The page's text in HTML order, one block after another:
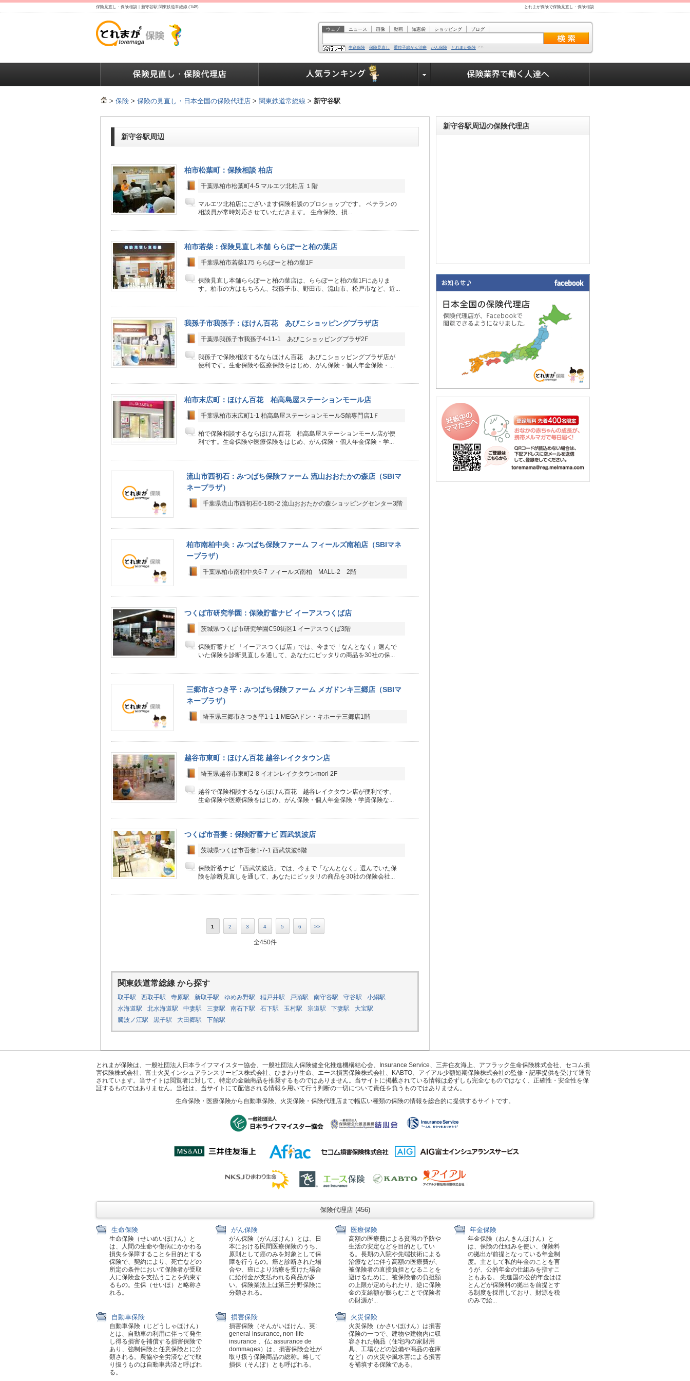
保険見直し・保険相談｜新守谷駅 関東鉄道常総線 (1/45) とれまが保険で保険見直し・保険相談
ウェブ ニュース 画像 動画 知恵袋 ショッピング ブログ
生命保険 保険見直し 重粒子線がん治療 がん保険 とれまが保険
> 保険 > 保険の見直し・日本全国の保険代理店 > 関東鉄道常総線 > 新守谷駅
新守谷駅周辺
柏市松葉町：保険相談 柏店
千葉県柏市松葉町4-5 マルエツ北柏店 １階
マルエツ北柏店にございます保険相談のプロショップです。 ベテランの
相談員が常時対応させていただきます。 生命保険、損...
柏市若柴：保険見直し本舗 ららぽーと柏の葉店
千葉県柏市若柴175 ららぽーと柏の葉1F
保険見直し本舗ららぽーと柏の葉店は、ららぽーと柏の葉1Fにありま
す。柏市の方はもちろん、我孫子市、野田市、流山市、松戸市など、近...
我孫子市我孫子：ほけん百花 あびこショッピングプラザ店
千葉県我孫子市我孫子4-11-1 あびこショッピングプラザ2F
我孫子で保険相談するならほけん百花 あびこショッピングプラザ店が
便利です。生命保険や医療保険をはじめ、がん保険・個人年金保険・...
柏市末広町：ほけん百花 柏高島屋ステーションモール店
千葉県柏市末広町1-1 柏高島屋ステーションモールS館専門店1Ｆ
柏で保険相談するならほけん百花 柏高島屋ステーションモール店が便
利です。生命保険や医療保険をはじめ、がん保険・個人年金保険・学...
流山市西初石：みつばち保険ファーム 流山おおたかの森店（SBIマ
ネープラザ）
千葉県流山市西初石6-185-2 流山おおたかの森ショッピングセンター3階
柏市南柏中央：みつばち保険ファーム フィールズ南柏店（SBIマネ
ープラザ）
千葉県柏市南柏中央6-7 フィールズ南柏 MALL-2 2階
つくば市研究学園：保険貯蓄ナビ イーアスつくば店
茨城県つくば市研究学園C50街区1 イーアスつくば3階
保険貯蓄ナビ 「イーアスつくば店」では、今まで「なんとなく」選んで
いた保険を診断見直しを通して、あなたにピッタリの商品を30社の保...
三郷市さつき平：みつばち保険ファーム メガドンキ三郷店（SBIマ
ネープラザ）
埼玉県三郷市さつき平1-1-1 MEGAドン・キホーテ三郷店1階
越谷市東町：ほけん百花 越谷レイクタウン店
埼玉県越谷市東町2-8 イオンレイクタウンmori 2F
越谷で保険相談するならほけん百花 越谷レイクタウン店が便利です。
生命保険や医療保険をはじめ、がん保険・個人年金保険・学資保険な...
つくば市吾妻：保険貯蓄ナビ 西武筑波店
茨城県つくば市吾妻1-7-1 西武筑波6階
保険貯蓄ナビ 「西武筑波店」では、今まで「なんとなく」選んでいた保
険を診断見直しを通して、あなたにピッタリの商品を30社の保険会社...
1 2 3 4 5 6 >>
全450件
関東鉄道常総線 から探す
取手駅 西取手駅 寺原駅 新取手駅 ゆめみ野駅 稲戸井駅 戸頭駅 南守谷駅 守谷駅
小絹駅
水海道駅
北水海道駅 中妻駅 三妻駅 南石下駅 石下駅 玉村駅 宗道駅 下妻駅
大宝駅
騰波ノ江駅
黒子駅 大田郷駅 下館駅
新守谷駅周辺の保険代理店
とれまが保険は、一般社団法人日本ライフマイスター協会、一般社団法人保険健全化推進機構結心会、Insurance Service、三井住友海上、アフラック生命保険株式会社、セコム損
害保険株式会社、富士火災インシュアランスサービス株式会社、ひまわり生命、エース損害保険株式会社、KABTO、アイアル少額短期保険株式会社の監修・記事提供を受けて運営
されています。当サイトは閲覧者に対して、特定の金融商品を推奨するものではありません。当サイトに掲載されている情報は必ずしも完全なものではなく、正確性・安全性を保
証するものではありません。当社は、当サイトにて配信される情報を用いて行う判断の一切について責任を負うものではありません。
生命保険・医療保険から自動車保険、火災保険・保険代理店まで幅広い種類の保険の情報を総合的に提供するサイトです。
保険代理店 (456)
生命保険
生命保険（せいめいほけん）と
は、人間の生命や傷病にかかわる
損失を保障することを目的とする
保険で、契約により、死亡などの
所定の条件において保険者が受取
人に保険金を支払うことを約束す
るもの。生保（せいほ）と略称さ
れる。
がん保険
がん保険（がんほけん）とは、日
本における民間医療保険のうち、
原則として癌のみを対象として保
障を行うもの。癌と診断された場
合や、癌により治療を受けた場合
に給付金が支払われる商品が多
い。保険業法上は第三分野保険に
分類される。
医療保険
高額の医療費による貧困の予防や
生活の安定などを目的としてい
る。長期の入院や先端技術による
治療などに伴う高額の医療費が、
被保険者の直接負担となることを
避けるために、被保険者の負担額
の上限が定められたり、逆に保険
金の支給額が膨らむことで保険者
の財源が...
年金保険
年金保険（ねんきんほけん）と
は、保険の仕組みを使い、保険料
の拠出が前提となっている年金制
度。主として私的年金のことを言
うが、公的年金の仕組みを指すこ
ともある。 先進国の公的年金はほ
とんどが保険料の拠出を前提とす
る制度を採用しており、財源を税
のみで給...
自動車保険
自動車保険（じどうしゃほけん）
とは、自動車の利用に伴って発生
し得る損害を補償する損害保険で
あり、強制保険と任意保険とに分
類される。農協や全労済などで取
り扱うものは自動車共済と呼ばれ
る。
損害保険
損害保険（そんがいほけん、英:
general insurance, non-life
insurance 、仏: assurance de
dommages）は、損害保険会社が
取り扱う保険商品の総称。略して
損保（そんぽ）とも呼ばれる。
火災保険
火災保険（かさいほけん）は損害
保険の一つで、建物や建物内に収
容された物品（住宅内の家財用
具、工場などの設備や商品の在庫
など）の火災や風水害による損害
を補填する保険である。